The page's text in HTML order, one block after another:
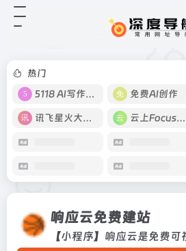
热门
5118 AI写作工具
免费AI创作
讯飞星火大模型 云上Focus接码
响应云免费建站